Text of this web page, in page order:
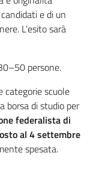
e di un
L’esito sarà
persone.
categorie scuole
borsa di studio per
federalista di
al 4 settembre
spesata.